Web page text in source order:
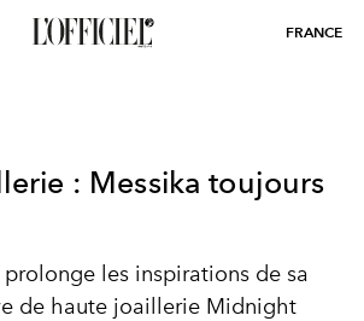
FRANCE
: Messika toujours
prolonge les inspirations de sa
de haute joaillerie Midnight